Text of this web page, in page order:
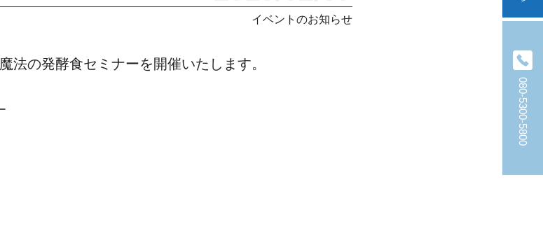
080-5300-5800
イベントのお知らせ
法の発酵食セミナーを開催いたします。